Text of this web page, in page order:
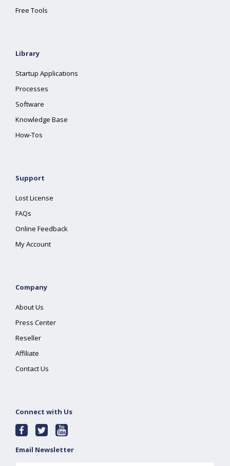
Free Tools
Library
Startup Applications
Processes
Software
Knowledge Base
How-Tos
Support
Lost License
FAQs
Online Feedback
My Account
Company
About Us
Press Center
Reseller
Affiliate
Contact Us
Connect with Us
Email Newsletter